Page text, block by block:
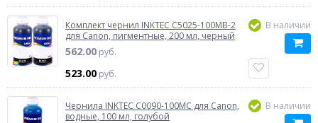
Комплект чернил INKTEC C5025-100MB-2
для Canon, пигментные, 200 мл, черный
562.00 руб.
523.00 руб.
В наличии
Чернила INKTEC C0090-100MC для Canon,
водные, 100 мл, голубой
В наличии